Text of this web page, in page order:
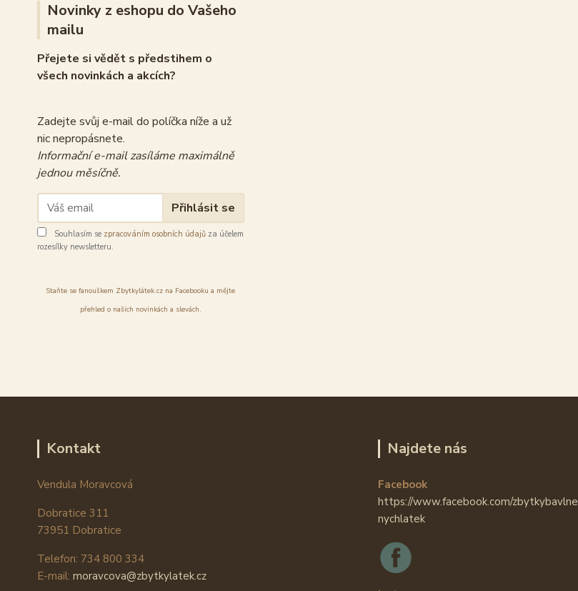
Novinky z eshopu do Vašeho
mailu
Přejete si vědět s předstihem o
všech novinkách a akcích?
Zadejte svůj e-mail do políčka níže a už
nic nepropásnete.
Informační e-mail zasíláme maximálně
jednou měsíčně.
Přihlásit se
Souhlasím se zpracováním osobních údajů za účelem
rozesílky newsletteru.
Staňte se fanouškem Zbytkylátek.cz na Facebooku a mějte
přehled o našich novinkách a slevách.
Kontakt
Vendula Moravcová
Dobratice 311
73951 Dobratice
Telefon: 734 800 334
E-mail: moravcova@zbytkylatek.cz
Najdete nás
Facebook
https://www.facebook.com/zbytkybavlne
nychlatek